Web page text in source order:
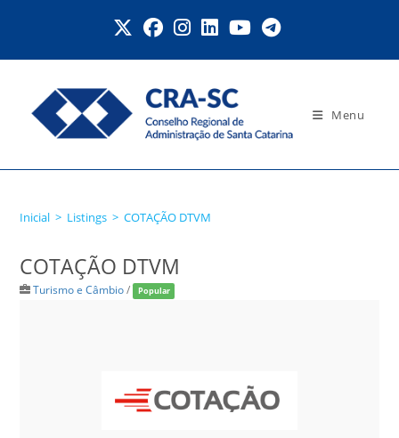
Menu
Inicial > Listings > COTAÇÃO DTVM
COTAÇÃO DTVM
Turismo e Câmbio/ Popular